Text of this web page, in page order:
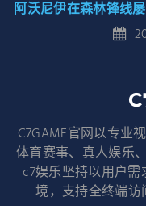
阿沃尼伊在森林锋线
C7GAME官网以专业
体育赛事、真人娱乐
c7娱乐坚持以用户
境，支持全终端访